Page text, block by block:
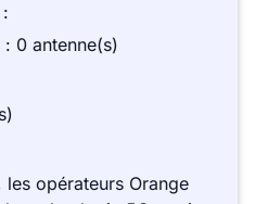
: 0 antenne(s)
opérateurs Orange